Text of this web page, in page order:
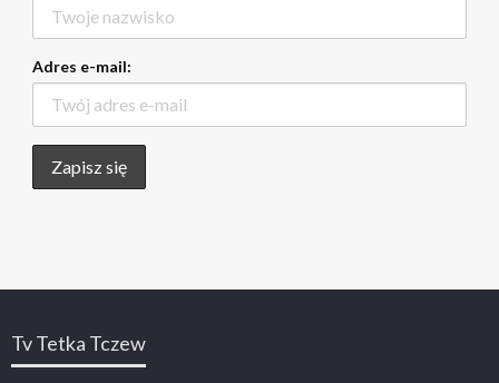
Adres e-mail:
Tv Tetka Tczew